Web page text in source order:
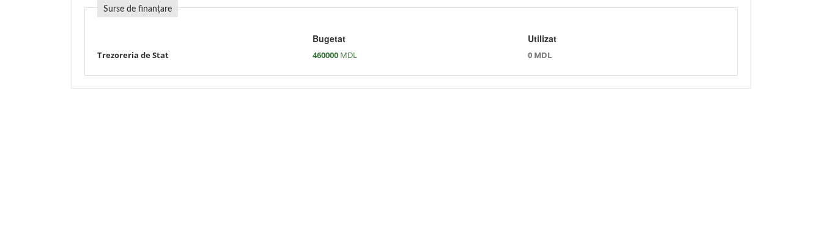
Surse de finanțare
Bugetat Utilizat
Trezoreria de Stat 460000 MDL 0 MDL